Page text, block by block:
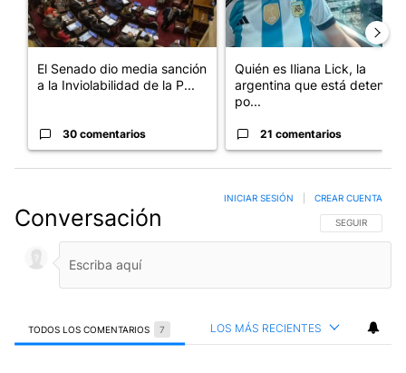
El Senado dio media sanción
a la Inviolabilidad de la P...
30 comentarios
Quién es Iliana Lick, la
argentina que está detenida
po...
21 comentarios
Conversación SIGA ESTA
SEGUIR
INICIAR SESIÓN CREAR CUENTA
TODOS LOS COMENTARIOS 7 LOS MÁS RECIENTES